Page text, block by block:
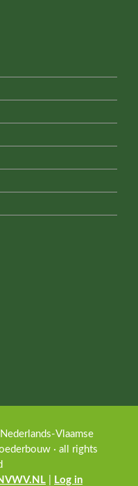
Vlaamse
· all rights
Log in